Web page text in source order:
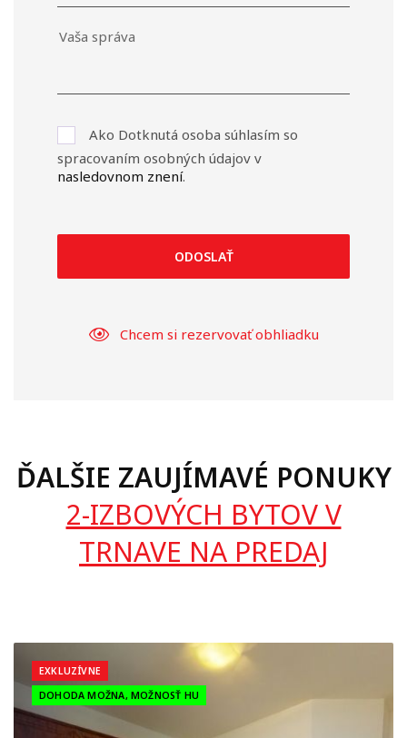
Ako Dotknutá osoba súhlasím so
spracovaním osobných údajov v
nasledovnom znení.
ODOSLAŤ
Chcem si rezervovať obhliadku
ĎALŠIE ZAUJÍMAVÉ PONUKY
2-IZBOVÝCH BYTOV V
TRNAVE NA PREDAJ
EXKLUZÍVNE
DOHODA MOŽNA, MOŽNOSŤ HU